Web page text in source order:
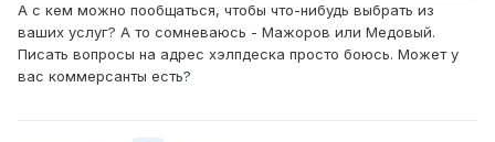
А с кем можно пообщаться, чтобы что-нибудь выбрать из
ваших услуг? А то сомневаюсь - Мажоров или Медовый.
Писать вопросы на адрес хэлпдеска просто боюсь. Может у
вас коммерсанты есть?